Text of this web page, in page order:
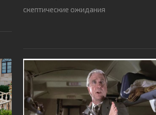
скептические ожидания